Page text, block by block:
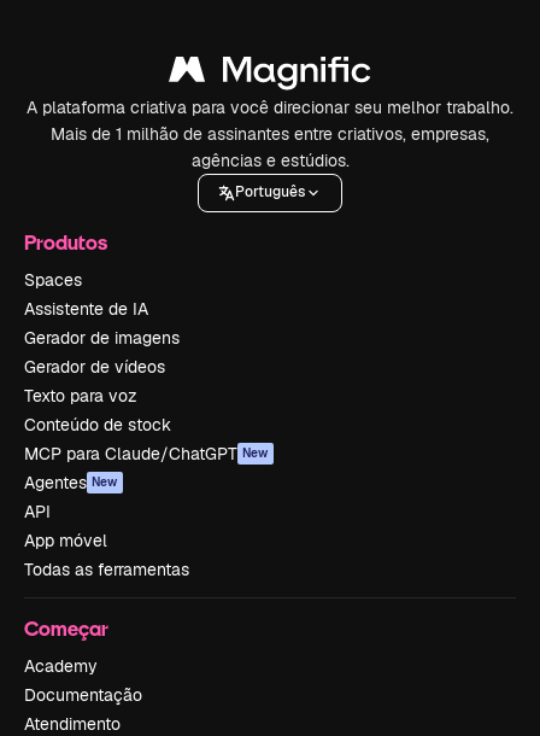
A plataforma criativa para você direcionar seu melhor trabalho.
Mais de 1 milhão de assinantes entre criativos, empresas,
agências e estúdios.
Português
Produtos
Spaces
Assistente de IA
Gerador de imagens
Gerador de vídeos
Texto para voz
Conteúdo de stock
MCP para Claude/ChatGPT New
Agentes New
API
App móvel
Todas as ferramentas
Começar
Academy
Documentação
Atendimento